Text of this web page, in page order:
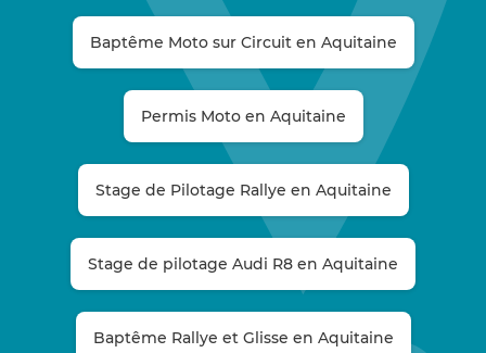
Baptême Moto sur Circuit en Aquitaine
Permis Moto en Aquitaine
Stage de Pilotage Rallye en Aquitaine
Stage de pilotage Audi R8 en Aquitaine
Baptême Rallye et Glisse en Aquitaine